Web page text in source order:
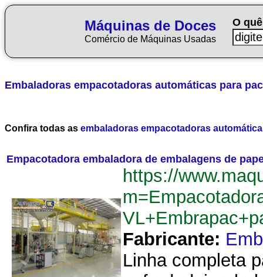
Máquinas de Doces
Comércio de Máquinas Usadas
O
Embaladoras empacotadoras automáticas para
Confira todas as embaladoras empacotadoras
Empacotadora embaladora de embalagens de
https://
Fabricante:
Linha completa